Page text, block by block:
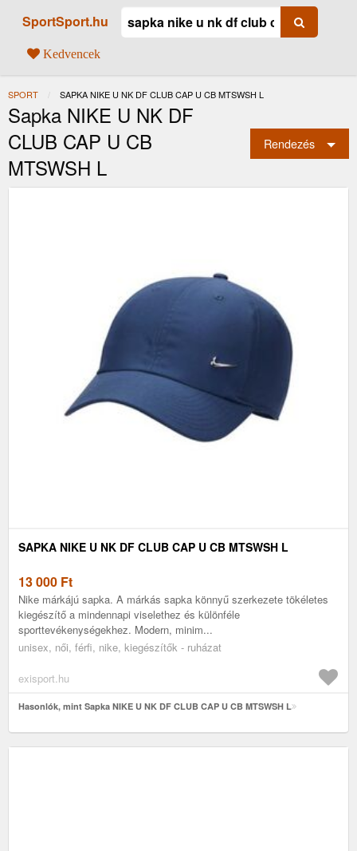
SportSport.hu
Kedvencek
SPORT JELENLEGI:
SAPKA NIKE U NK DF CLUB CAP U CB MTSWSH L
Sapka NIKE U NK DF
CLUB CAP U CB
MTSWSH L
Rendezés
SAPKA NIKE U NK DF CLUB CAP U CB MTSWSH L
13 000 Ft
Nike márkájú sapka. A márkás sapka könnyű szerkezete tökéletes
kiegészítő a mindennapi viselethez és különféle
sporttevékenységekhez. Modern, minim...
unisex, női, férfi, nike, kiegészítők - ruházat
exisport.hu
Hasonlók, mint Sapka NIKE U NK DF CLUB CAP U CB MTSWSH L